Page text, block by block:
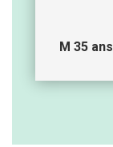
M 35 ans